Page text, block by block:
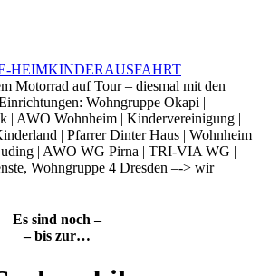
Motorrad auf Tour – diesmal mit den
Wohngruppe Okapi |
| AWO Wohnheim | Kindervereinigung |
| Pfarrer Dinter Haus | Wohnheim
| AWO WG Pirna | TRI-VIA WG |
Wohngruppe 4 Dresden –-> wir
Es sind noch –
– bis zur…